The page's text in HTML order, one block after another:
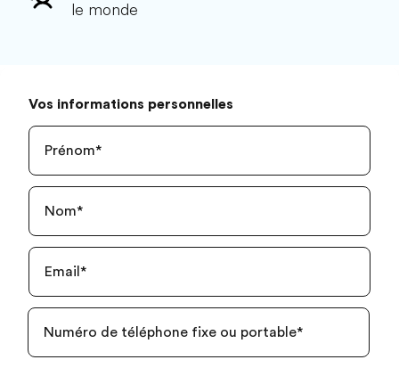
le monde
Vos informations personnelles
Prénom*
Nom*
Email *
Numéro de téléphone fixe ou portable*